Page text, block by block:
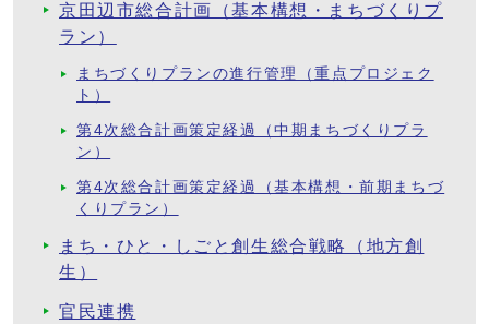
京田辺市総合計画（基本構想・まちづくりプ
ラン）
まちづくりプランの進行管理（重点プロジェク
ト）
第4次総合計画策定経過（中期まちづくりプラ
ン）
第4次総合計画策定経過（基本構想・前期まちづ
くりプラン）
まち・ひと・しごと創生総合戦略（地方創
生）
官民連携